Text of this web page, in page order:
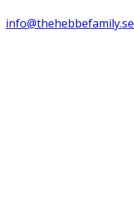
info@thehebbefamily.se